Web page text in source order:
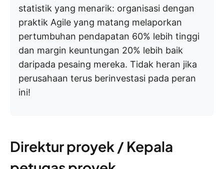
statistik yang menarik: organisasi dengan
praktik Agile yang matang melaporkan
pertumbuhan pendapatan 60% lebih tinggi
dan margin keuntungan 20% lebih baik
daripada pesaing mereka. Tidak heran jika
perusahaan terus berinvestasi pada peran
ini!
Direktur proyek / Kepala